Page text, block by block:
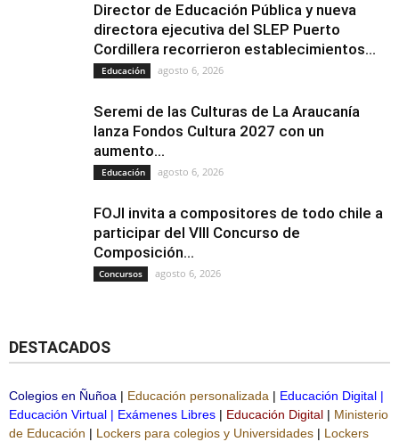
Director de Educación Pública y nueva
directora ejecutiva del SLEP Puerto
Cordillera recorrieron establecimientos...
Educación agosto 6, 2026
Seremi de las Culturas de La Araucanía
lanza Fondos Cultura 2027 con un
aumento...
Educación agosto 6, 2026
FOJI invita a compositores de todo chile a
participar del VIII Concurso de
Composición...
Concursos agosto 6, 2026
DESTACADOS
Colegios en Ñuñoa | Educación personalizada | Educación Digital |
Educación Virtual | Exámenes Libres | Educación Digital | Ministerio
de Educación | Lockers para colegios y Universidades | Lockers